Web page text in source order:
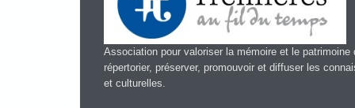
Association pour valoriser la mémoire et le patrimoine
répertorier, préserver, promouvoir et diffuser les
et culturelles.